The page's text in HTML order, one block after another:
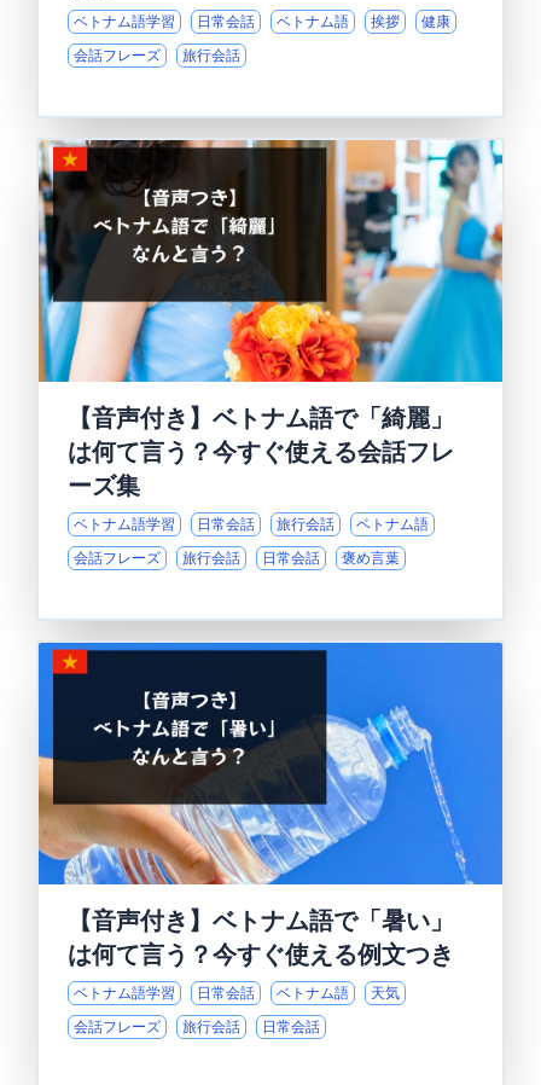
ベトナム語学習 日常会話 ベトナム語 挨拶
健康
会話フレーズ
旅行会話
【音声付き】ベトナム語で「綺麗」
は何て言う？今すぐ使える会話フレ
ーズ集
ベトナム語学習 日常会話 旅行会話
ベトナム語
会話フレーズ
旅行会話 日常会話 褒め言葉
【音声付き】ベトナム語で「暑い」
は何て言う？今すぐ使える例文つき
ベトナム語学習 日常会話 ベトナム語
天気
会話フレーズ
旅行会話 日常会話